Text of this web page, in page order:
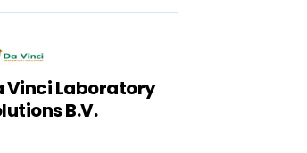
Vinci Laboratory
B.V.